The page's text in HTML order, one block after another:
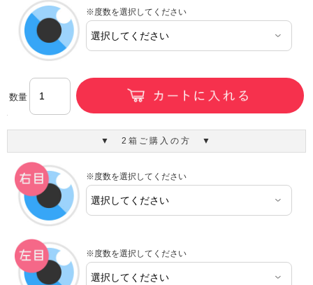
※度数を選択してください
数量
▼ 2箱ご購入の方 ▼
※度数を選択してください
※度数を選択してください